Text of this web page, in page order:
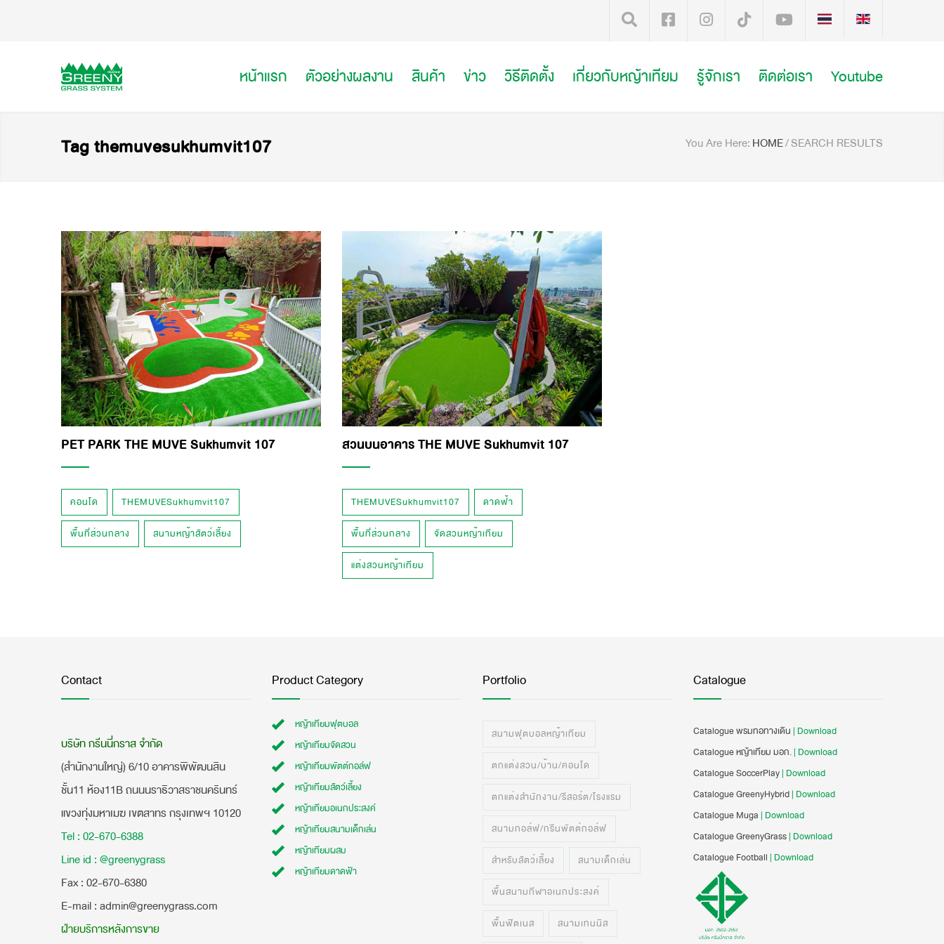
หน้าแรก ตัวอย่างผลงาน สินค้า ข่าว วิธีติดตั้ง เกี่ยวกับหญ้าเทียม รู้จักเรา ติดต่อเรา Youtube
Tag themuvesukhumvit107 You Are Here: HOME/SEARCH RESULTS
PET PARK THE MUVE Sukhumvit 107
คอนโด THEMUVESukhumvit107
พื้นที่ส่วนกลาง สนามหญ้าสัตว์เลี้ยง
สวนบนอาคาร THE MUVE Sukhumvit 107
THEMUVESukhumvit107 ดาดฟ้า
พื้นที่ส่วนกลาง จัดสวนหญ้าเทียม
แต่งสวนหญ้าเทียม
Contact
บริษัท กรีนนี่กราส จำกัด
(สำนักงานใหญ่) 6/10 อาคารพิพัฒนสิน
ชั้น11 ห้อง11B ถนนนราธิวาสราชนครินทร์
แขวงทุ่งมหาเมฆ เขตสาทร กรุงเทพฯ 10120
Tel : 02-670-6388
Line id : @greenygrass
​Fax : 02-670-6380
E-mail : admin@greenygrass.com
ฝ่ายบริการหลังการขาย
Product Category
หญ้าเทียมฟุตบอล
หญ้าเทียมจัดสวน
หญ้าเทียมพัตต์กอล์ฟ
หญ้าเทียมสัตว์เลี้ยง
หญ้าเทียมอเนกประสงค์
หญ้าเทียมสนามเด็กเล่น
หญ้าเทียมผสม
หญ้าเทียมดาดฟ้า
Portfolio
สนามฟุตบอลหญ้าเทียม
ตกแต่งสวน/บ้าน/คอนโด
ตกแต่งสำนักงาน/รีสอร์ต/โรงแรม
สนามกอล์ฟ/กรีนพัตต์กอล์ฟ
สำหรับสัตว์เลี้ยง สนามเด็กเล่น
พื้นสนามกีฬาอเนกประสงค์
พื้นฟิตเนส สนามเทนนิส
Catalogue
Catalogue พรมทอทางเดิน | Download
Catalogue หญ้าเทียม มอก.| Download
Catalogue SoccerPlay| Download
Catalogue GreenyHybrid| Download
Catalogue Muga | Download
Catalogue GreenyGrass| Download
Catalogue Football | Download